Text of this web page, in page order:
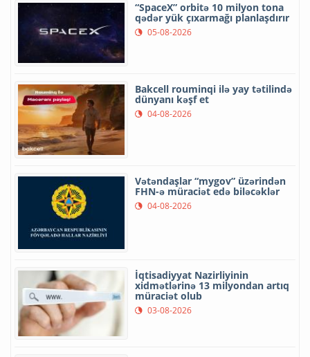
“SpaceX” orbitə 10 milyon tona
qədər yük çıxarmağı planlaşdırır
05-08-2026
Bakcell rouminqi ilə yay tətilində
dünyanı kəşf et
04-08-2026
Vətəndaşlar “mygov” üzərindən
FHN-ə müraciət edə biləcəklər
04-08-2026
İqtisadiyyat Nazirliyinin
xidmətlərinə 13 milyondan artıq
müraciət olub
03-08-2026